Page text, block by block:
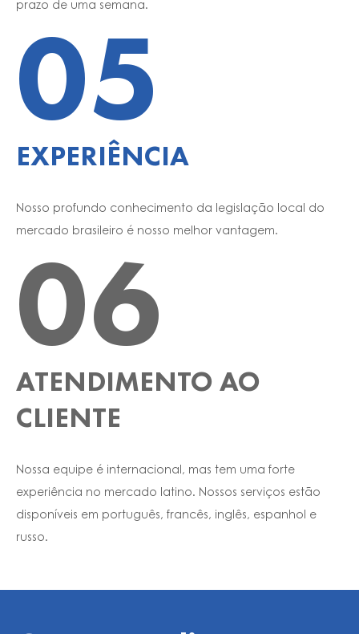
prazo de uma semana.
05
EXPERIÊNCIA
Nosso profundo conhecimento da legislação local do
mercado brasileiro é nosso melhor vantagem.
06
ATENDIMENTO AO
CLIENTE
Nossa equipe é internacional, mas tem uma forte
experiência no mercado latino. Nossos serviços estão
disponíveis em português, francês, inglês, espanhol e
russo.